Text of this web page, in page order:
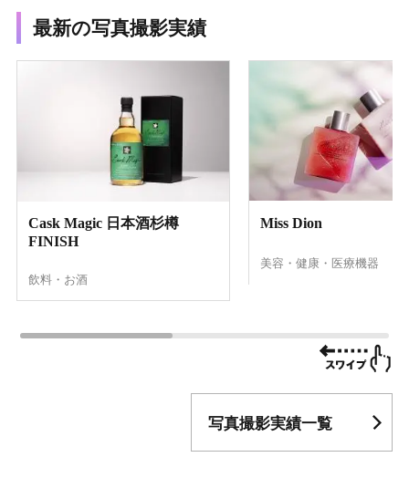
最新の写真撮影実績
Cask Magic 日本酒杉樽
FINISH
飲料・お酒
Miss Dion
美容・健康・医療機器
写真撮影実績一覧